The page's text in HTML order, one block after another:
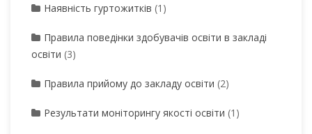
Наявність гуртожитків (1)
Правила поведінки здобувачів освіти в закладі
освіти (3)
Правила прийому до закладу освіти (2)
Результати моніторингу якості освіти (1)